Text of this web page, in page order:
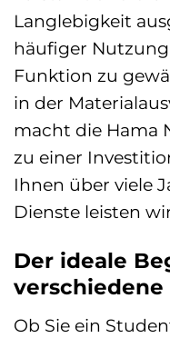
Langlebigkeit
häufiger
Funktion zu
in der
macht die Hama
zu einer
Ihnen über viele
Dienste leisten
Der ideale
verschiedene
Ob Sie ein